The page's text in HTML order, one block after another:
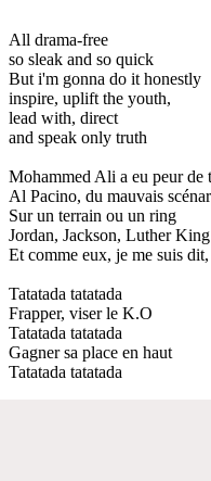
All drama-free
so sleak and so quick
But i'm gonna do it honestly
inspire, uplift the youth,
lead with, direct
and speak only truth
Mohammed Ali a eu peur de
Al Pacino, du mauvais
Sur un terrain ou un ring
Jordan, Jackson, Luther King
Et comme eux, je me suis
Tatatada tatatada
Frapper, viser le K.O
Tatatada tatatada
Gagner sa place en haut
Tatatada tatatada